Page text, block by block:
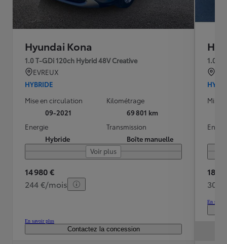
Hyundai Kona
1.0 T-GDi 120ch Hybrid 48V Creative
EVREUX
HYBRIDE
Mise en circulation
09-2021
Kilométrage
69 801 km
Energie
Hybride
Transmission
Boîte manuelle
Voir plus
14 980 €
244 €/mois
En savoir plus
Contactez la concession
1.0
Mise
18
306
En